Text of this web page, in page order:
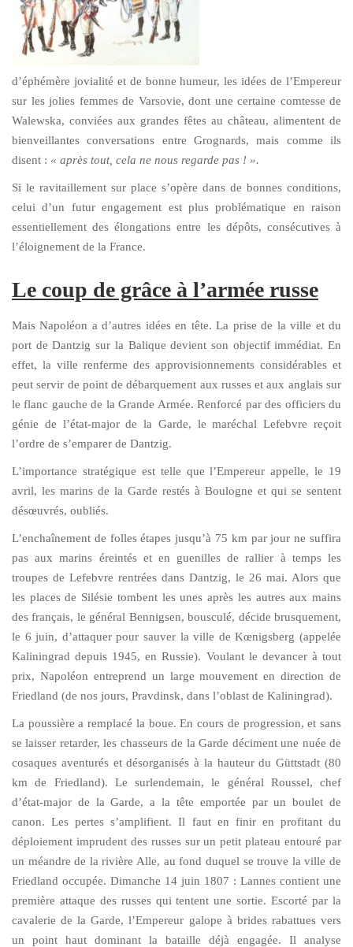
d’éphémère jovialité et de bonne humeur, les idées de l’Empereur
sur les jolies femmes de Varsovie, dont une certaine comtesse de
Walewska, conviées aux grandes fêtes au château, alimentent de
bienveillantes conversations entre Grognards, mais comme ils
disent : « après tout, cela ne nous regarde pas ! ».
Si le ravitaillement sur place s’opère dans de bonnes conditions,
celui d’un futur engagement est plus problématique en raison
essentiellement des élongations entre les dépôts, consécutives à
l’éloignement de la France.
Le coup de grâce à l’armée russe
Mais Napoléon a d’autres idées en tête. La prise de la ville et du
port de Dantzig sur la Balique devient son objectif immédiat. En
effet, la ville renferme des approvisionnements considérables et
peut servir de point de débarquement aux russes et aux anglais sur
le flanc gauche de la Grande Armée. Renforcé par des officiers du
génie de l’état-major de la Garde, le maréchal Lefebvre reçoit
l’ordre de s’emparer de Dantzig.
L’importance stratégique est telle que l’Empereur appelle, le 19
avril, les marins de la Garde restés à Boulogne et qui se sentent
désœuvrés, oubliés.
L’enchaînement de folles étapes jusqu’à 75 km par jour ne suffira
pas aux marins éreintés et en guenilles de rallier à temps les
troupes de Lefebvre rentrées dans Dantzig, le 26 mai. Alors que
les places de Silésie tombent les unes après les autres aux mains
des français, le général Bennigsen, bousculé, décide brusquement,
le 6 juin, d’attaquer pour sauver la ville de Kœnigsberg (appelée
Kaliningrad depuis 1945, en Russie). Voulant le devancer à tout
prix, Napoléon entreprend un large mouvement en direction de
Friedland (de nos jours, Pravdinsk, dans l’oblast de Kaliningrad).
La poussière a remplacé la boue. En cours de progression, et sans
se laisser retarder, les chasseurs de la Garde déciment une nuée de
cosaques aventurés et désorganisés à la hauteur du Güttstadt (80
km de Friedland). Le surlendemain, le général Roussel, chef
d’état-major de la Garde, a la tête emportée par un boulet de
canon. Les pertes s’amplifient. Il faut en finir en profitant du
déploiement imprudent des russes sur un petit plateau entouré par
un méandre de la rivière Alle, au fond duquel se trouve la ville de
Friedland occupée. Dimanche 14 juin 1807 : Lannes contient une
première attaque des russes qui tentent une sortie. Escorté par la
cavalerie de la Garde, l’Empereur galope à brides rabattues vers
un point haut dominant la bataille déjà engagée. Il analyse